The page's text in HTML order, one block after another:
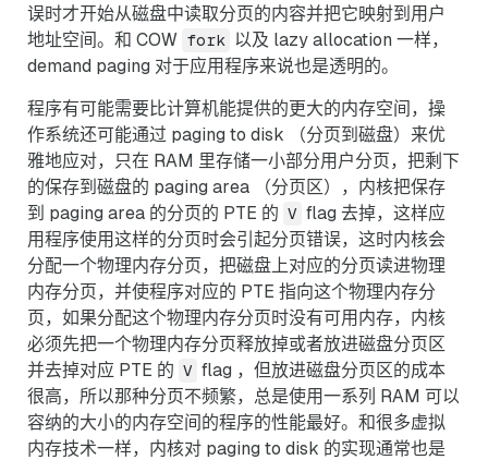
误时才开始从磁盘中读取分页的内容并把它映射到用户
地址空间。和 COW
fork 以及 lazy allocation 一样，
demand paging 对于应用程序来说也是透明的。
程序有可能需要比计算机能提供的更大的内存空间，操
作系统还可能通过 paging to disk （分页到磁盘）来优
雅地应对，只在 RAM 里存储一小部分用户分页，把剩下
的保存到磁盘的 paging area （分页区），内核把保存
到 paging area 的分页的 PTE 的 V flag 去掉，这样应
用程序使用这样的分页时会引起分页错误，这时内核会
分配一个物理内存分页，把磁盘上对应的分页读进物理
内存分页，并使程序对应的 PTE 指向这个物理内存分
页，如果分配这个物理内存分页时没有可用内存，内核
必须先把一个物理内存分页释放掉或者放进磁盘分页区
并去掉对应 PTE 的 V flag ，但放进磁盘分页区的成本
很高，所以那种分页不频繁，总是使用一系列 RAM 可以
容纳的大小的内存空间的程序的性能最好。和很多虚拟
内存技术一样，内核对 paging to disk 的实现通常也是